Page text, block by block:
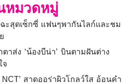
หมวดหมู่
ะสุดเซ็กซี่ แฟนๆพากันไลก์และชม
ตาส่ง ‘น้องบีน่า’ บินตามฝันต่าง
จ
NCT’ สาดออร่าผิวโกลว์ใส อ้อนคำ